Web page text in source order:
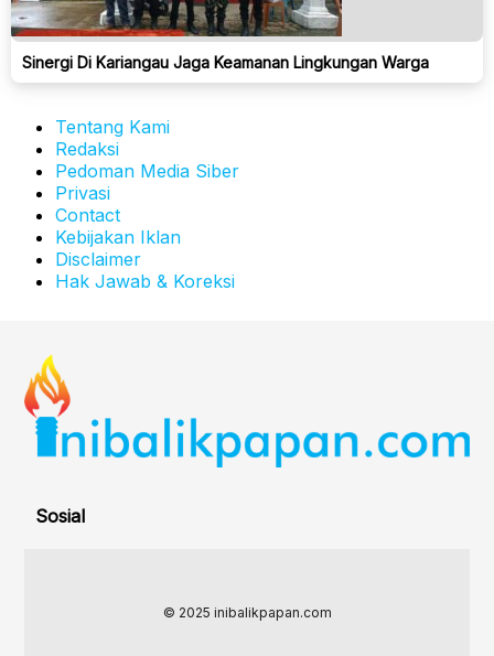
Sinergi Di Kariangau Jaga Keamanan Lingkungan Warga
Tentang Kami
Redaksi
Pedoman Media Siber
Privasi
Contact
Kebijakan Iklan
Disclaimer
Hak Jawab & Koreksi
Sosial
© 2025 inibalikpapan.com